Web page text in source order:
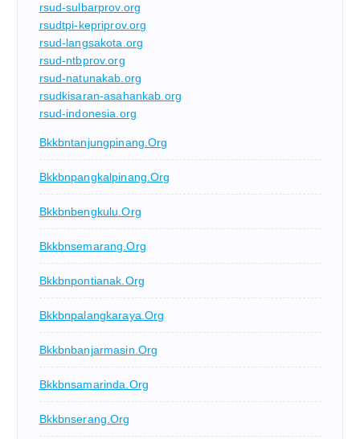
rsud-sulbarprov.org
rsudtpi-kepriprov.org
rsud-langsakota.org
rsud-ntbprov.org
rsud-natunakab.org
rsudkisaran-asahankab.org
rsud-indonesia.org
Bkkbntanjungpinang.org
Bkkbnpangkalpinang.org
Bkkbnbengkulu.org
Bkkbnsemarang.org
Bkkbnpontianak.org
Bkkbnpalangkaraya.org
Bkkbnbanjarmasin.org
Bkkbnsamarinda.org
Bkkbnserang.org